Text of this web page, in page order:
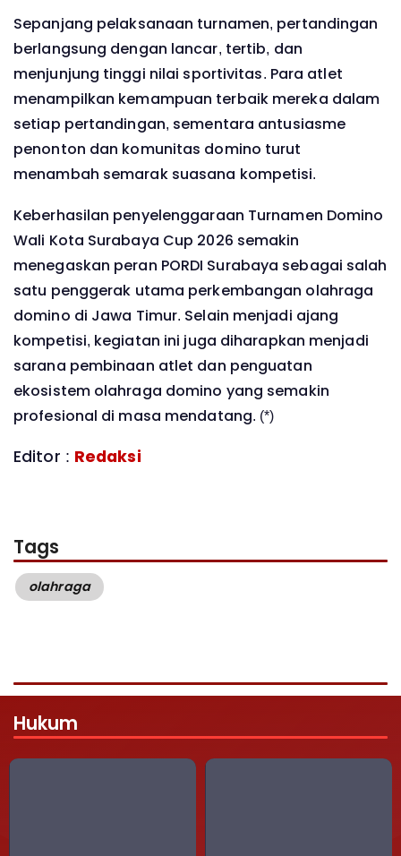
Sepanjang pelaksanaan turnamen, pertandingan
berlangsung dengan lancar, tertib, dan
menjunjung tinggi nilai sportivitas. Para atlet
menampilkan kemampuan terbaik mereka dalam
setiap pertandingan, sementara antusiasme
penonton dan komunitas domino turut
menambah semarak suasana kompetisi.
Keberhasilan penyelenggaraan Turnamen Domino
Wali Kota Surabaya Cup 2026 semakin
menegaskan peran PORDI Surabaya sebagai salah
satu penggerak utama perkembangan olahraga
domino di Jawa Timur. Selain menjadi ajang
kompetisi, kegiatan ini juga diharapkan menjadi
sarana pembinaan atlet dan penguatan
ekosistem olahraga domino yang semakin
profesional di masa mendatang. (*)
Editor : Redaksi
Tags
olahraga
Hukum